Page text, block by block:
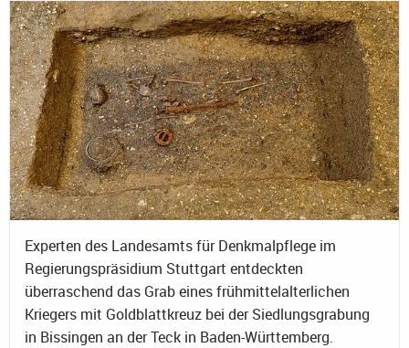
Experten des Landesamts für Denkmalpflege im
Regierungspräsidium Stuttgart entdeckten
überraschend das Grab eines frühmittelalterlichen
Kriegers mit Goldblattkreuz bei der Siedlungsgrabung
in Bissingen an der Teck in Baden-Württemberg.